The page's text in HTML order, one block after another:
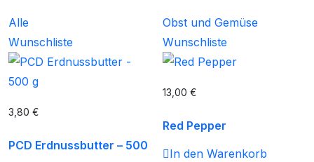
Alle
Wunschliste
3,80 €
PCD Erdnussbutter – 500
Obst und Gemüse
Wunschliste
13,00€
Red Pepper
In den Warenkorb